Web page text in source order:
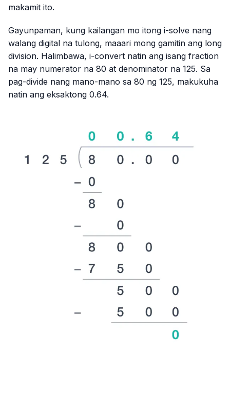
makamit ito.
Gayunpaman, kung kailangan mo itong i-solve nang
walang digital na tulong, maaari mong gamitin ang long
division. Halimbawa, i-convert natin ang isang fraction
na may numerator na 80 at denominator na 125. Sa
pag-divide nang mano-mano sa 80 ng 125, makukuha
natin ang eksaktong 0.64.